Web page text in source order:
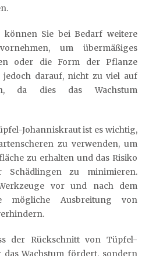
können Sie bei Bedarf weitere
um übermäßiges
oder die Form der Pflanze
jedoch darauf, nicht zu viel auf
da dies das Wachstum
Johanniskraut ist es wichtig,
zu verwenden, um
zu erhalten und das Risiko
Schädlingen zu minimieren.
vor und nach dem
mögliche Ausbreitung von
der Rückschnitt von Tüpfel-
Wachstum fördert, sondern